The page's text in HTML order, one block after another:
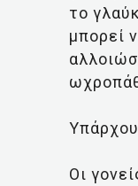
το
μπορεί
Οι